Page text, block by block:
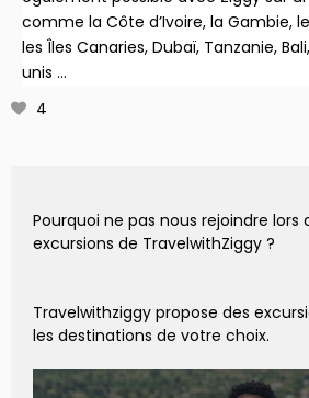
comme la Côte d’Ivoire, la Gambie,
les Îles Canaries, Dubaï, Tanzanie,
unis …
4
Pourquoi ne pas nous rejoindre lors
excursions de TravelwithZiggy ?
Travelwithziggy propose des
les destinations de votre choix.